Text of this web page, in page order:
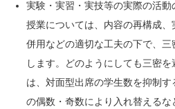
実験・実習・実技等の実際の活
授業については、内容の再構成
併用などの適切な工夫の下で、三
します。どのようにしても三密
は、対面型出席の学生数を抑制
の偶数・奇数により入れ替えるな